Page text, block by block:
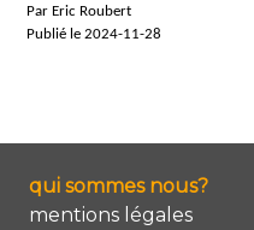
Par Eric Roubert
Publié le 2024-11-28
qui sommes nous?
mentions légales